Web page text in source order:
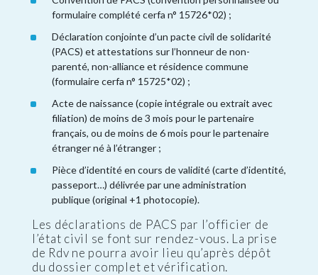
formulaire complété cerfa n° 15726*02) ;
Déclaration conjointe d’un pacte civil de solidarité
(PACS) et attestations sur l’honneur de non-
parenté, non-alliance et résidence commune
(formulaire cerfa n° 15725*02) ;
Acte de naissance (copie intégrale ou extrait avec
filiation) de moins de 3 mois pour le partenaire
français, ou de moins de 6 mois pour le partenaire
étranger né à l’étranger ;
Pièce d’identité en cours de validité (carte d’identité,
passeport…) délivrée par une administration
publique (original +1 photocopie).
Les déclarations de PACS par l’officier de
l’état civil se font sur rendez-vous. La prise
de Rdv ne pourra avoir lieu qu’après dépôt
du dossier complet et vérification.